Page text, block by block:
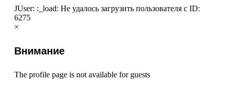
JUser: :_load: Не удалось загрузить пользователя с ID:
6275
×
Внимание
The profile page is not available for guests